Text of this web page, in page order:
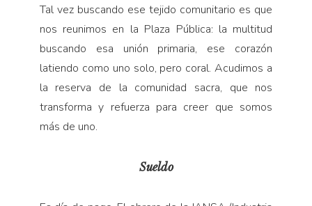
Tal vez buscando ese tejido comunitario es que
nos reunimos en la Plaza Pública: la multitud
buscan­do esa unión primaria, ese corazón
latiendo como uno solo, pero coral. Acudimos a
la reserva de la comuni­dad sacra, que nos
transforma y refuerza para creer que somos
más de uno.
Sueldo